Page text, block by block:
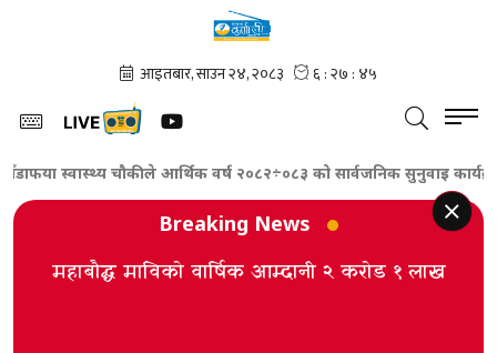
स्वास्थ्य चौकीले आर्थिक वर्ष २०८२÷०८३ को सार्वजनिक सुनुवाइ कार्यक्रम
Breaking News
महाबौद्ध माविको वार्षिक आम्दानी २ करोड १ लाख